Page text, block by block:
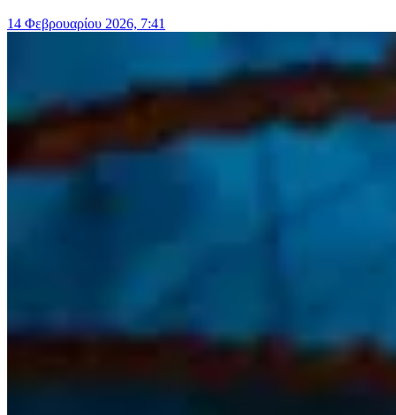
14 Φεβρουαρίου 2026, 7:41